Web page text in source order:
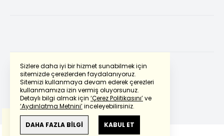
Sizlere daha iyi bir hizmet sunabilmek için
sitemizde çerezlerden faydalanıyoruz.
Sitemizi kullanmaya devam ederek çerezleri
kullanmamıza izin vermiş oluyorsunuz.
Detaylı bilgi almak için ‘Çerez Politikasını’ve
‘Aydınlatma Metnini’inceleyebilirsiniz.
DAHA FAZLA BİLGİ KABUL ET
Powered by Translate
Bu çevirideGoogle Transletekullanılmıştır.
Anlam ve çeviri hatalarından
haberturk.com
sorumlu değildir.